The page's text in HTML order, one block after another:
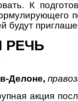
К
будут
РЕЧЬ
Делоне,
акция